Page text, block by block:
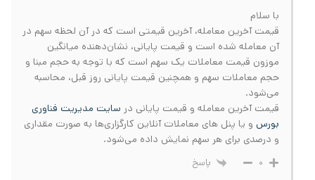
با سلام
قیمت آخرین معامله، آخرین قیمتی است که در آن لحظه سهم در
آن معامله شده است و قیمت پایانی، نشان‌دهنده میانگین
موزون قیمت معاملات یک سهم است که با توجه به حجم مبنا و
حجم معاملات سهم و همچنین قیمت پایانی روز قبل، محاسبه
می‌شود.
قیمت آخرین‌ معامله‌ و قیمت‌ پایانی‌ در سایت مدیریت فناوری
بورس و یا پنل های معاملات آنلاین کارگزاری‌ها به صورت مقداری
و درصدی برای هر سهم نمایش داده می‌‌شود.
0 پاسخ